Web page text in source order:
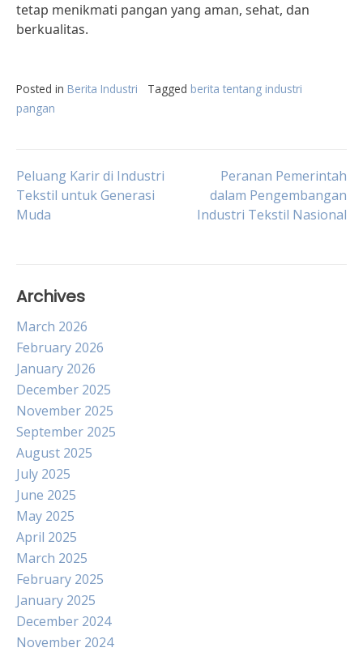
tetap menikmati pangan yang aman, sehat, dan
berkualitas.
Posted in Berita Industri Tagged berita tentang industri
pangan
Post
navigation
Peluang Karir di Industri
Tekstil untuk Generasi
Muda
Peranan Pemerintah
dalam Pengembangan
Industri Tekstil Nasional
Archives
March 2026
February 2026
January 2026
December 2025
November 2025
September 2025
August 2025
July 2025
June 2025
May 2025
April 2025
March 2025
February 2025
January 2025
December 2024
November 2024